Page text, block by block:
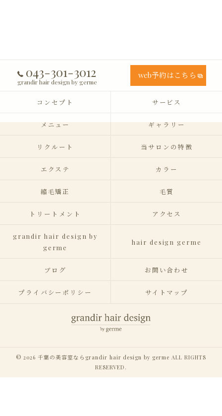
043-301-3012
grandir hair design by germe
web予約はこちら
コンセプト サービス
メニュー ギャラリー
リクルート 当サロンの特徴
エクステ カラー
縮毛矯正 毛質
トリートメント アクセス
grandir hair design by
germe
hair design germe
ブログ お問い合わせ
プライバシーポリシー サイトマップ
© 2026 千葉の美容室ならgrandir hair design by germe ALL RIGHTS
RESERVED.